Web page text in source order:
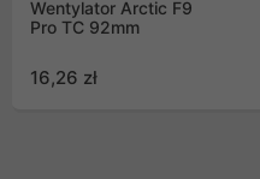
Wentylator Arctic F9
Pro TC 92mm
16,26 zł